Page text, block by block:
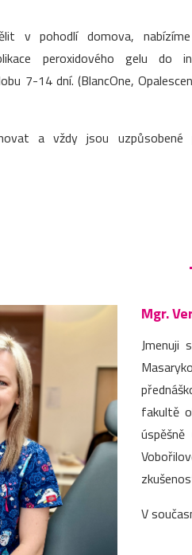
v pohodlí domova,
peroxidového gelu do
7-14 dní. (BlancOne,
a vždy jsou uzpůsobené
Mgr.
Jmenuji
fakultě
V